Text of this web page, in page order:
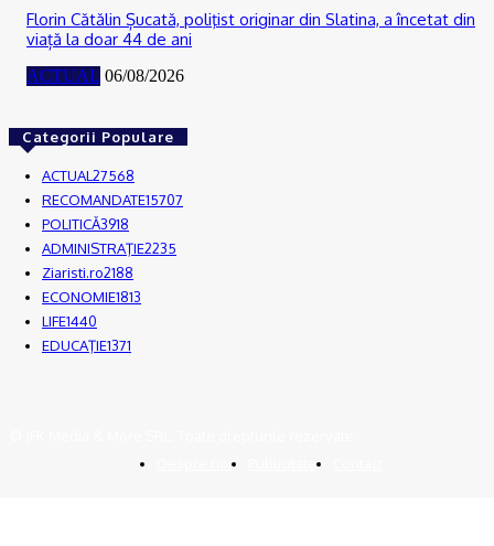
Florin Cătălin Șucată, poliţist originar din Slatina, a încetat din
viață la doar 44 de ani
ACTUAL 06/08/2026
Categorii Populare
ACTUAL 27568
RECOMANDATE15707
POLITICĂ3918
ADMINISTRAŢIE2235
Ziaristi.ro2188
ECONOMIE1813
LIFE1440
EDUCAŢIE1371